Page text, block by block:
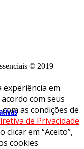
© 2019
em
com seus
as condições de
de Privacidade
clicar em “Aceito”,
cookies.